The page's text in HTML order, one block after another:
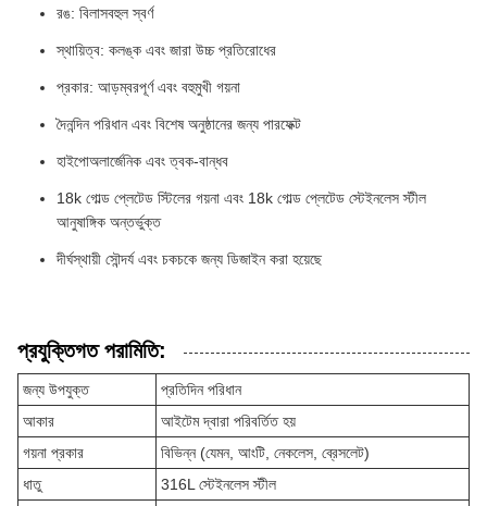
রঙ: বিলাসবহুল স্বর্ণ
স্থায়িত্ব: কলঙ্ক এবং জারা উচ্চ প্রতিরোধের
প্রকার: আড়ম্বরপূর্ণ এবং বহুমুখী গয়না
দৈনন্দিন পরিধান এবং বিশেষ অনুষ্ঠানের জন্য পারফেক্ট
হাইপোঅলার্জেনিক এবং ত্বক-বান্ধব
18k গোল্ড প্লেটেড স্টিলের গয়না এবং 18k গোল্ড প্লেটেড স্টেইনলেস স্টীল
আনুষাঙ্গিক অন্তর্ভুক্ত
দীর্ঘস্থায়ী সৌন্দর্য এবং চকচকে জন্য ডিজাইন করা হয়েছে
প্রযুক্তিগত পরামিতি:
জন্য উপযুক্ত
প্রতিদিন পরিধান
আকার
আইটেম দ্বারা পরিবর্তিত হয়
গয়না প্রকার
বিভিন্ন (যেমন, আংটি, নেকলেস, ব্রেসলেট)
ধাতু
316L স্টেইনলেস স্টীল